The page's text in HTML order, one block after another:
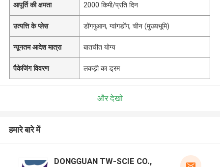
आपूर्ति की क्षमता 2000 किमी/प्रति दिन
उत्पत्ति के प्लेस डोंगगुआन, ग्वांगडोंग, चीन (मुख्यभूमि)
न्यूनतम आदेश मात्रा बातचीत योग्य
पैकेजिंग विवरण लकड़ी का ड्रम
और देखो
हमारे बारे में
DONGGUAN TW-SCIE CO.,